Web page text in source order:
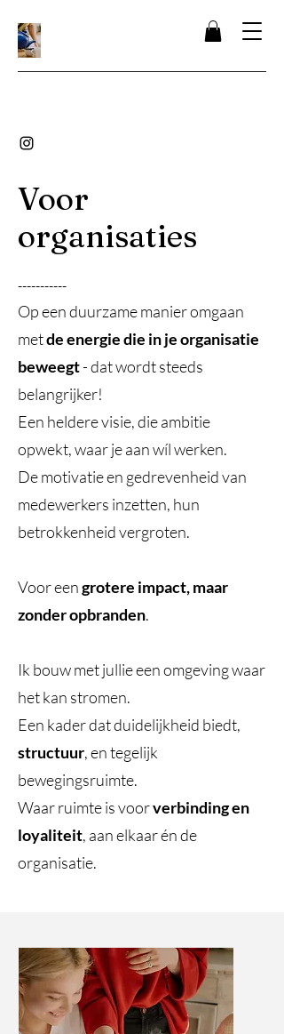
Voor
organisaties
-----------
Op een duurzame manier omgaan
metde energie die in je organisatie
beweegt- dat wordt steeds
belangrijker!
Een heldere visie, die ambitie
opwekt, waar je aan wíl werken.
De motivatie en gedrevenheid van
medewerkers inzetten, hun
betrokkenheid vergroten.
Voor eengrotere impact, maar
zonder opbranden.
Ik bouw met jullie een omgeving waar
het kan stromen.
Een kader dat duidelijkheid biedt,
structuur, en tegelijk
bewegingsruimte.
Waar ruimte is voorverbinding en
loyaliteit, aan elkaar én de
organisatie.